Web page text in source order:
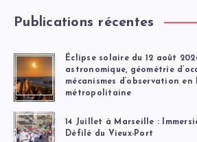
Publications récentes
Éclipse solaire du 12 août
astronomique, géométrie
mécanismes d’observation en
métropolitaine
14 Juillet à Marseille :
Défilé du Vieux-Port